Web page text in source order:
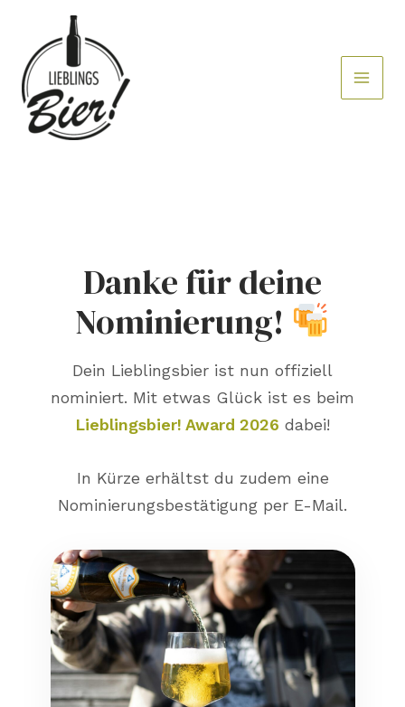
springen
Danke für deine
Nominierung!
Dein Lieblingsbier ist nun offiziell
nominiert. Mit etwas Glück ist es beim
Lieblingsbier! Award 2026 dabei!
In Kürze erhältst du zudem eine
Nominierungsbestätigung per E-Mail.